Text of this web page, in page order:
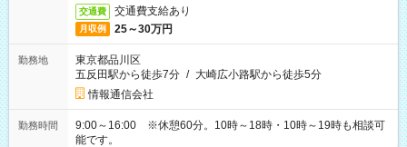
交通費 交通費支給あり
月収例 25～30万円
勤務地
東京都品川区
五反田駅から徒歩7分 / 大崎広小路駅から徒歩5分
情報通信会社
勤務時間
9:00～16:00 ※休憩60分。10時～18時・10時～19時も相談可
能です。